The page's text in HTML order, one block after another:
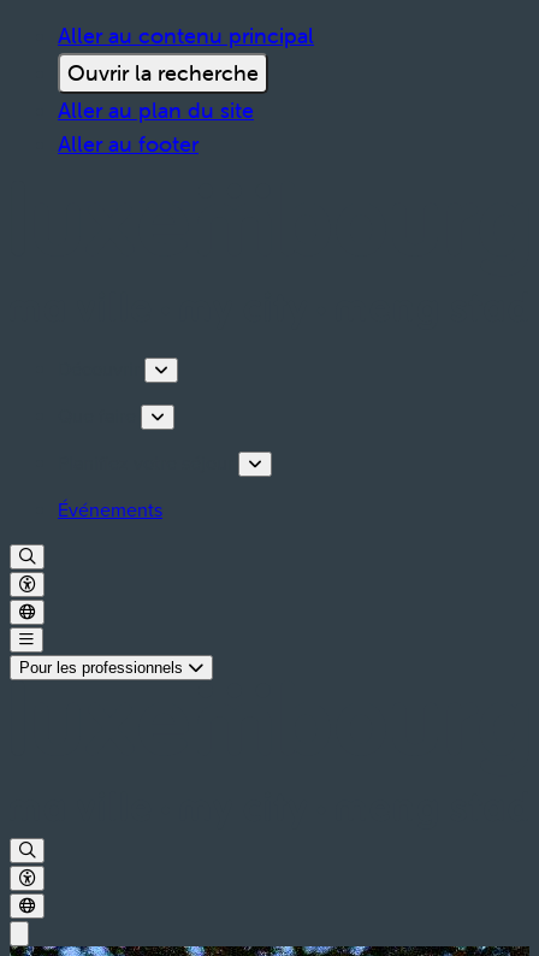
Aller au contenu principal
Ouvrir la recherche
Aller au plan du site
Aller au footer
Événements
Pour les professionnels